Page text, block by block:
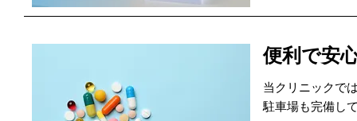
便利で安
当クリニックで
駐車場も完備し